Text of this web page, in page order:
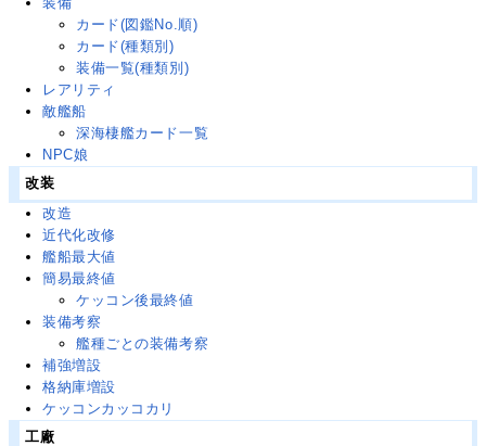
カード(図鑑No.順)
カード(種類別)
装備一覧(種類別)
レアリティ
敵艦船
深海棲艦カード一覧
NPC娘
改装
改造
近代化改修
艦船最大値
簡易最終値
ケッコン後最終値
装備考察
艦種ごとの装備考察
補強増設
格納庫増設
ケッコンカッコカリ
工廠